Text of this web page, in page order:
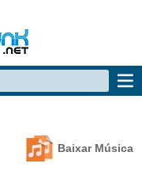
Baixar Música